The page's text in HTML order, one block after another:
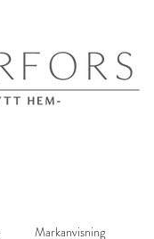
Markanvisning